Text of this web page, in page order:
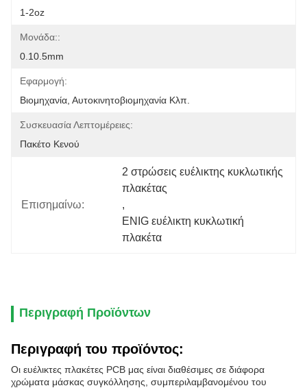
1-2oz
Μονάδα::
0.10.5mm
Εφαρμογή:
Βιομηχανία, Αυτοκινητοβιομηχανία Κλπ.
Συσκευασία Λεπτομέρειες:
Πακέτο Κενού
Επισημαίνω:
2 στρώσεις ευέλικτης κυκλωτικής
πλακέτας
,
ENIG ευέλικτη κυκλωτική
πλακέτα
Περιγραφή Προϊόντων
Περιγραφή του προϊόντος:
Οι ευέλικτες πλακέτες PCB μας είναι διαθέσιμες σε διάφορα
χρώματα μάσκας συγκόλλησης, συμπεριλαμβανομένου του